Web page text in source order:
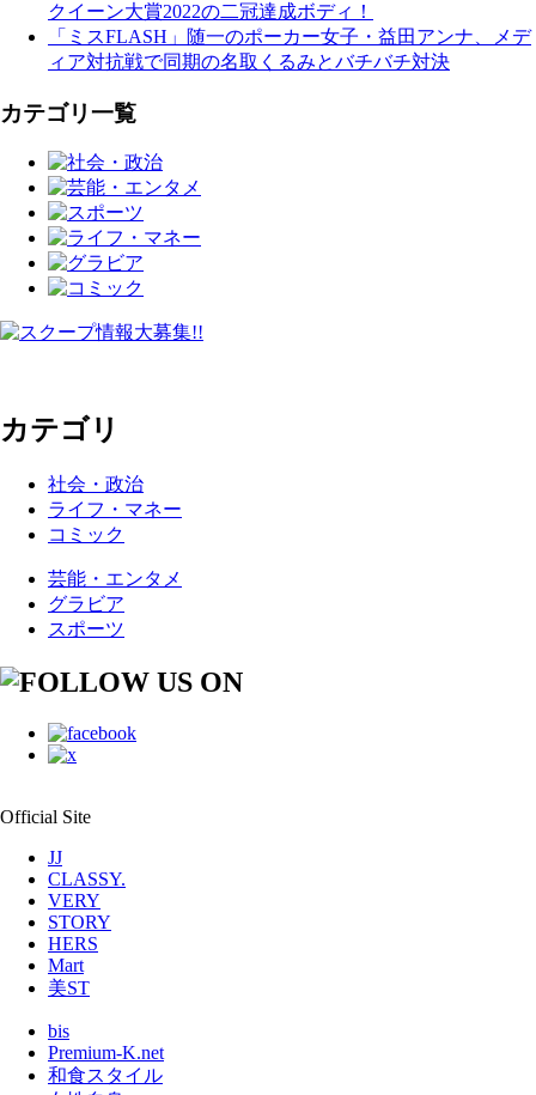
クイーン大賞2022の二冠達成ボディ！
「ミスFLASH」随一のポーカー女子・益田アンナ、メデ
ィア対抗戦で同期の名取くるみとバチバチ対決
カテゴリ一覧
カテゴリ
社会・政治
ライフ・マネー
コミック
芸能・エンタメ
グラビア
スポーツ
Official Site
JJ
CLASSY.
VERY
STORY
HERS
Mart
美ST
bis
Premium-K.net
和食スタイル